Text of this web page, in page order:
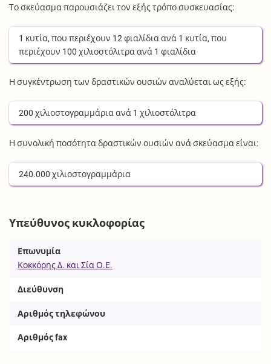
Το σκεύασμα παρουσιάζει τον εξής τρόπο συσκευασίας:
1 κυτία, που περιέχουν 12 φιαλίδια ανά 1 κυτία, που
περιέχουν 100 χιλιοστόλιτρα ανά 1 φιαλίδια
Η συγκέντρωση των δραστικών ουσιών αναλύεται ως εξής:
200 χιλιοστογραμμάρια ανά 1 χιλιοστόλιτρα
Η συνολική ποσότητα δραστικών ουσιών ανά σκεύασμα είναι:
240.000 χιλιοστογραμμάρια
Υπεύθυνος κυκλοφορίας
Επωνυμία
Κοκκόρης Δ. και Σία Ο.Ε.
Διεύθυνση
Αριθμός τηλεφώνου
Αριθμός fax